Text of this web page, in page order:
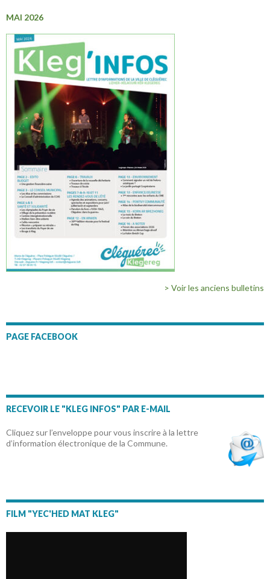
MAI 2026
> Voir les anciens bulletins
PAGE FACEBOOK
RECEVOIR LE "KLEG INFOS" PAR E-MAIL
Cliquez sur l’enveloppe pour vous inscrire à la lettre
d’information électronique de la Commune.
FILM "YEC'HED MAT KLEG"